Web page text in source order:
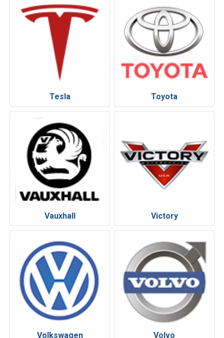
Tesla Toyota
Vauxhall Victory
Volkswagen Volvo